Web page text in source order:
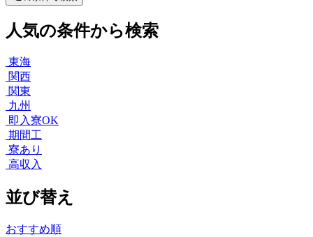
人気の条件から検索
東海
関西
関東
九州
即入寮OK
期間工
寮あり
高収入
並び替え
おすすめ順